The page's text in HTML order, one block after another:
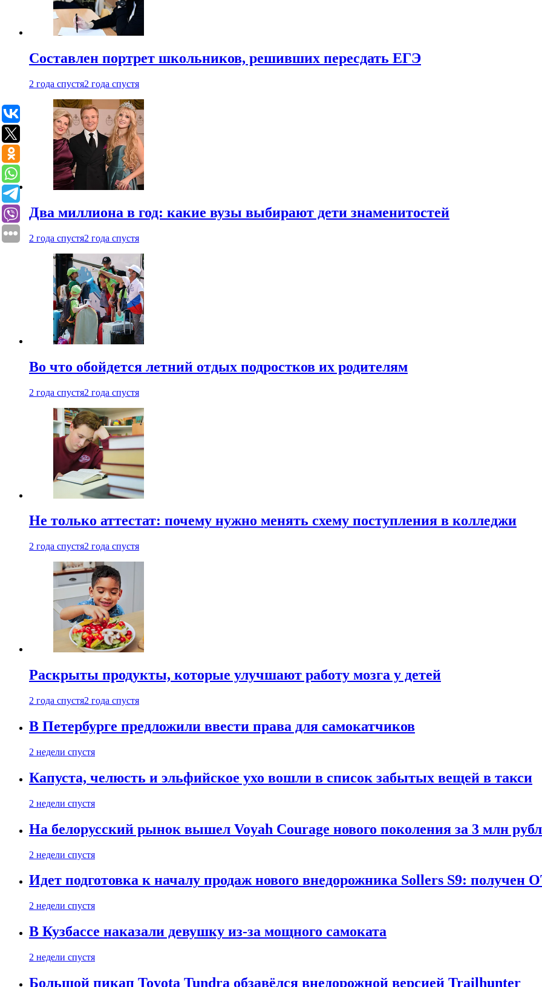
Составлен портрет школьников, решивших пересдать ЕГЭ
2 года спустя2 года спустя
Два миллиона в год: какие вузы выбирают дети знаменитостей
2 года спустя2 года спустя
Во что обойдется летний отдых подростков их родителям
2 года спустя2 года спустя
Не только аттестат: почему нужно менять схему поступления в колледжи
2 года спустя2 года спустя
Раскрыты продукты, которые улучшают работу мозга у детей
2 года спустя2 года спустя
В Петербурге предложили ввести права для самокатчиков
2 недели спустя
Капуста, челюсть и эльфийское ухо вошли в список забытых вещей в такси
2 недели спустя
На белорусский рынок вышел Voyah Courage нового поколения за 3 млн
2 недели спустя
Идет подготовка к началу продаж нового внедорожника Sollers S9: получен
2 недели спустя
В Кузбассе наказали девушку из-за мощного самоката
2 недели спустя
Большой пикап Toyota Tundra обзавёлся внедорожной версией Trailhunter